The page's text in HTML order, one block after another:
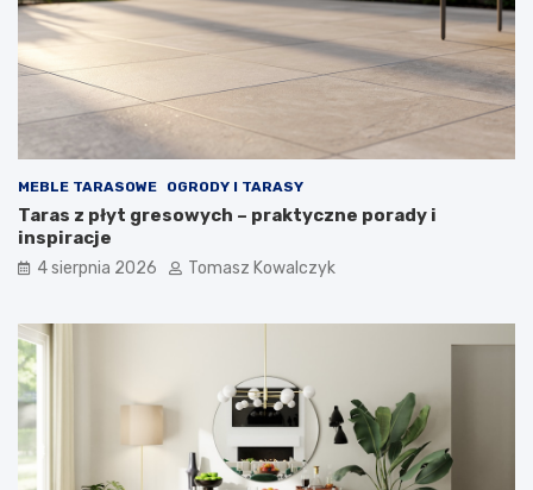
MEBLE TARASOWE OGRODY I TARASY
Taras z płyt gresowych – praktyczne porady i
inspiracje
4 sierpnia 2026 Tomasz Kowalczyk